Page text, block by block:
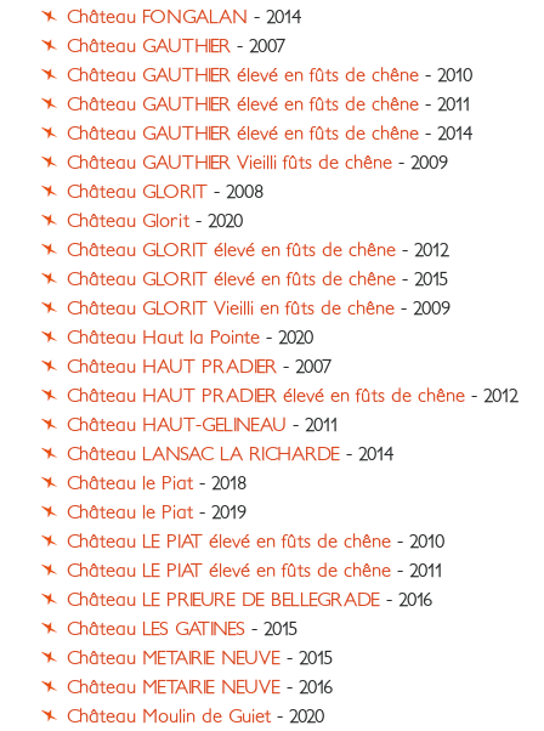
Château FONGALAN - 2014
Château GAUTHIER - 2007
Château GAUTHIER élevé en fûts de chêne - 2010
Château GAUTHIER élevé en fûts de chêne - 2011
Château GAUTHIER élevé en fûts de chêne - 2014
Château GAUTHIER Vieilli fûts de chêne - 2009
Château GLORIT - 2008
Château Glorit - 2020
Château GLORIT élevé en fûts de chêne - 2012
Château GLORIT élevé en fûts de chêne - 2015
Château GLORIT Vieilli en fûts de chêne - 2009
Château Haut la Pointe - 2020
Château HAUT PRADIER - 2007
Château HAUT PRADIER élevé en fûts de chêne - 2012
Château HAUT-GELINEAU - 2011
Château LANSAC LA RICHARDE - 2014
Château le Piat - 2018
Château le Piat - 2019
Château LE PIAT élevé en fûts de chêne - 2010
Château LE PIAT élevé en fûts de chêne - 2011
Château LE PRIEURE DE BELLEGRADE - 2016
Château LES GATINES - 2015
Château METAIRIE NEUVE - 2015
Château METAIRIE NEUVE - 2016
Château Moulin de Guiet - 2020